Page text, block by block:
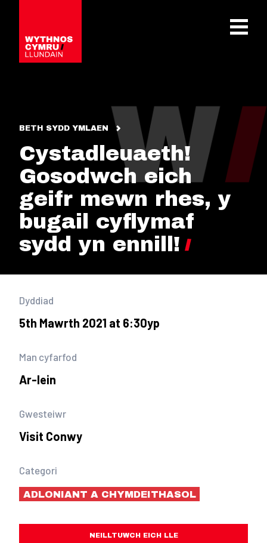
OPEN
BETH SYDD YMLAEN
Cystadleuaeth!
Gosodwch eich
geifr mewn rhes, y
bugail cyflymaf
sydd yn ennill!
Dyddiad
5th Mawrth 2021 at 6:30yp
Man cyfarfod
Ar-lein
Gwesteiwr
Visit Conwy
Categori
ADLONIANT A CHYMDEITHASOL
NEILLTUWCH EICH LLE